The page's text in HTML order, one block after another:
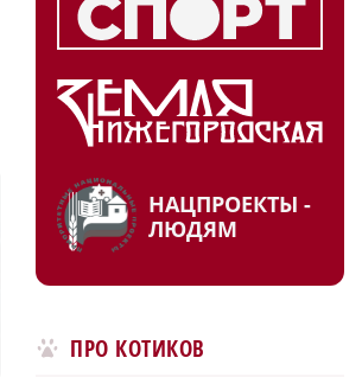
НАЦПРОЕКТЫ -
ЛЮДЯМ
ПРО КОТИКОВ